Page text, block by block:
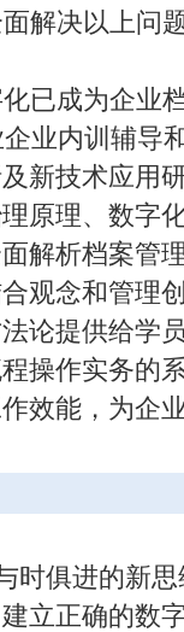
解决以上问
已成为企业
业内训辅导
新技术应用
原理、数字
解析档案管
观念和管理
论提供给学
操作实务的
效能，为企
时俱进的新
立正确的数